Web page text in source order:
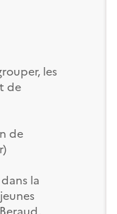
les
de
de
la